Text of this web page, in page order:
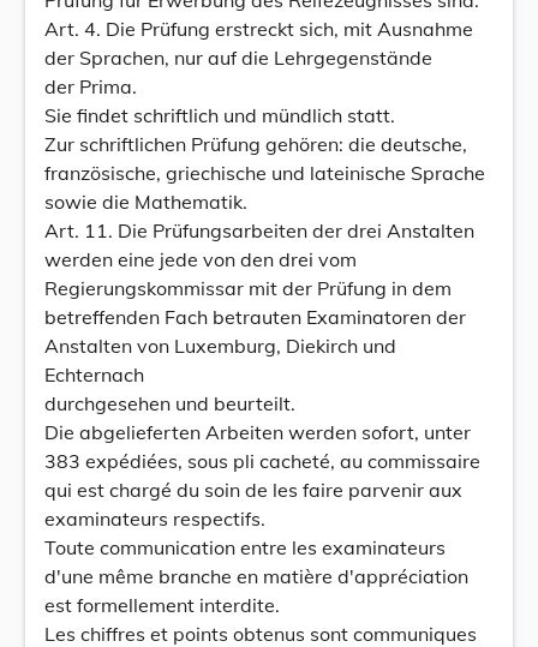
Art. 4. Die Prüfung erstreckt sich, mit Ausnahme
der Sprachen, nur auf die Lehrgegenstände
der Prima.
Sie findet schriftlich und mündlich statt.
Zur schriftlichen Prüfung gehören: die deutsche,
französische, griechische und lateinische Sprache
sowie die Mathematik.
Art. 11. Die Prüfungsarbeiten der drei Anstalten
werden eine jede von den drei vom
Regierungskommissar mit der Prüfung in dem
betreffenden Fach betrauten Examinatoren der
Anstalten von Luxemburg, Diekirch und
Echternach
durchgesehen und beurteilt.
Die abgelieferten Arbeiten werden sofort, unter
383 expédiées, sous pli cacheté, au commissaire
qui est chargé du soin de les faire parvenir aux
examinateurs respectifs.
Toute communication entre les examinateurs
d'une même branche en matière d'appréciation
est formellement interdite.
Les chiffres et points obtenus sont communiques